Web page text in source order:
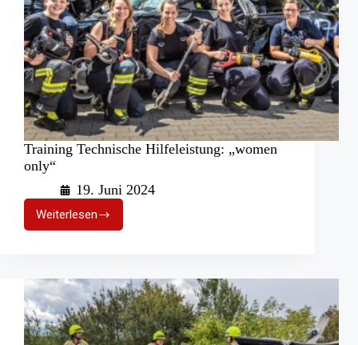
Training Technische Hilfeleistung: „women
only“
19. Juni 2024
Weiterlesen
Training
Technische
only“